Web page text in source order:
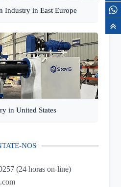
Industry in East Europe
in United States
NOS
(24 horas on-line)